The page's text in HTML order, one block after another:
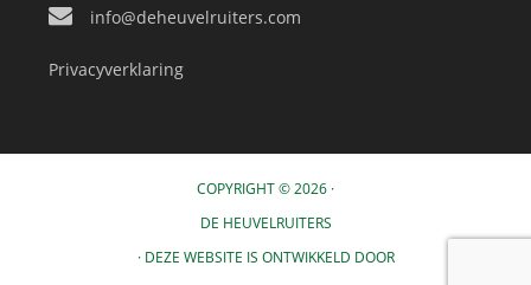
info@deheuvelruiters.com
Privacyverklaring
COPYRIGHT © 2026 ·
DE HEUVELRUITERS
· DEZE WEBSITE IS ONTWIKKELD DOOR